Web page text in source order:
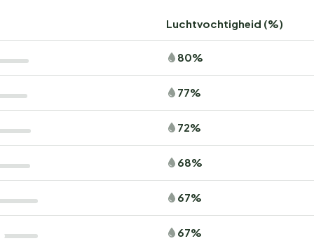
Luchtvochtigheid (%)
80%
77%
72%
68%
67%
67%